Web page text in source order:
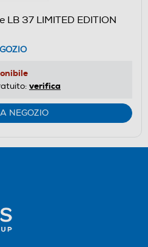
37 LIMITED EDITION
verifica
NEGOZIO